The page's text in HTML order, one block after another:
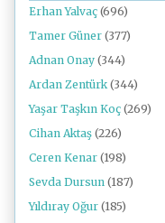
Erhan Yalvaç (696)
Tamer Güner (377)
Adnan Onay (344)
Ardan Zentürk (344)
Yaşar Taşkın Koç (269)
Cihan Aktaş (226)
Ceren Kenar (198)
Sevda Dursun (187)
Yıldıray Oğur (185)